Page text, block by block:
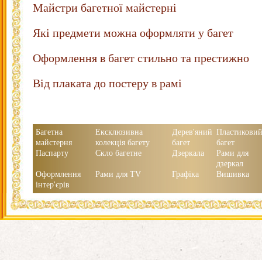
Майстри багетної майстерні
Які предмети можна оформляти у багет
Оформлення в багет стильно та престижно
Від плаката до постеру в рамі
Багетна
майстерня
Ексклюзивна
колекція багету
Дерев'яний
багет
Пластиковий
багет
Паспарту
Скло багетне Дзеркала
Рами для
дзеркал
Оформлення
інтер'єрів
Рами для TV Графіка Вишивка